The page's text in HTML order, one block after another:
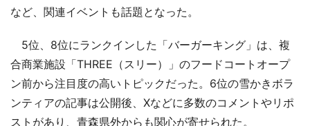
など、関連イベントも話題となった。
5位、8位にランクインした「バーガーキング」は、複
合商業施設「THREE（スリー）」のフードコートオープ
ン前から注目度の高いトピックだった。6位の雪かきボラ
ンティアの記事は公開後、Xなどに多数のコメントやリポ
ストがあり、青森県外からも関心が寄せられた。